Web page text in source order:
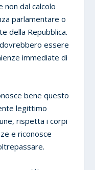
non dal calcolo
parlamentare o
della Repubblica.
essere
immediate di
bene questo
legittimo
rispetta i corpi
e riconosce